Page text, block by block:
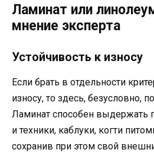
Ламинат или
мнение эксперта
Устойчивость к износу
Если брать в отдельности
износу, то здесь, безусловно,
Ламинат способен выдержать
и техники, каблуки, когти
сохранив при этом свой